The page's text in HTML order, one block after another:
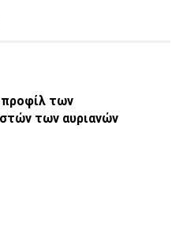
προφίλ των
των αυριανών